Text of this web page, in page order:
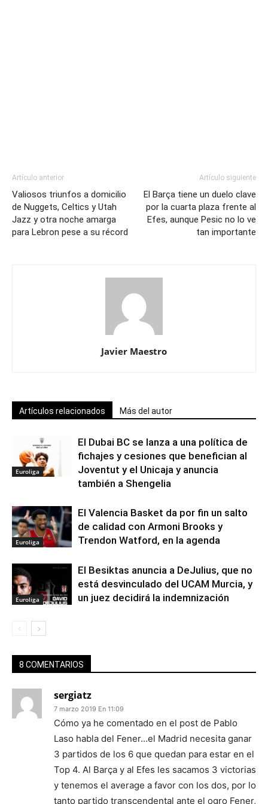
Artículo anterior
Valiosos triunfos a domicilio
de Nuggets, Celtics y Utah
Jazz y otra noche amarga
para Lebron pese a su récord
Artículo siguiente
El Barça tiene un duelo clave
por la cuarta plaza frente al
Efes, aunque Pesic no lo ve
tan importante
Javier Maestro
Artículos relacionados Más del autor
Euroliga
El Dubai BC se lanza a una política de
fichajes y cesiones que benefician al
Joventut y el Unicaja y anuncia
también a Shengelia
Euroliga
El Valencia Basket da por fin un salto
de calidad con Armoni Brooks y
Trendon Watford, en la agenda
Euroliga
El Besiktas anuncia a DeJulius, que no
está desvinculado del UCAM Murcia, y
un juez decidirá la indemnización
8 COMENTARIOS
sergiatz
7 marzo 2019 En 11:09
Cómo ya he comentado en el post de Pablo
Laso habla del Fener…el Madrid necesita ganar
3 partidos de los 6 que quedan para estar en el
Top 4. Al Barça y al Efes les sacamos 3 victorias
y tenemos el average a favor con los dos, por lo
tanto partido transcendental ante el ogro Fener,